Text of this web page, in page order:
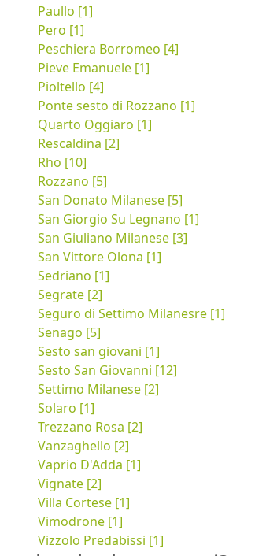
Paullo [1]
Pero [1]
Peschiera Borromeo [4]
Pieve Emanuele [1]
Pioltello [4]
Ponte sesto di Rozzano [1]
Quarto Oggiaro [1]
Rescaldina [2]
Rho [10]
Rozzano [5]
San Donato Milanese [5]
San Giorgio Su Legnano [1]
San Giuliano Milanese [3]
San Vittore Olona [1]
Sedriano [1]
Segrate [2]
Seguro di Settimo Milanesre [1]
Senago [5]
Sesto san giovani [1]
Sesto San Giovanni [12]
Settimo Milanese [2]
Solaro [1]
Trezzano Rosa [2]
Vanzaghello [2]
Vaprio D'Adda [1]
Vignate [2]
Villa Cortese [1]
Vimodrone [1]
Vizzolo Predabissi [1]